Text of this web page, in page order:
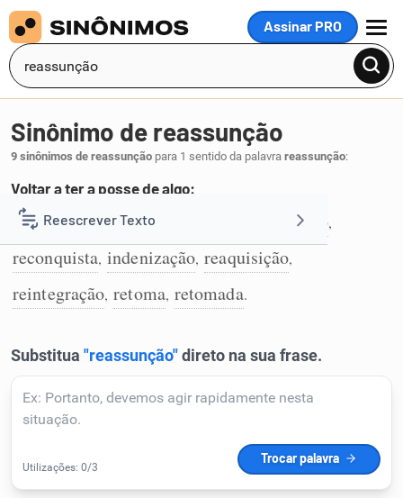
Assinar PRO
MENU
Reescrever Texto
Resumir Texto
Detector de IA
Humanizador de IA
Sinônimo de reassunção
9 sinônimos de reassunção para 1 sentido da palavra reassunção:
Voltar a ter a posse de algo:
1 recuperação,ressarcimento reembolso,
reconquista, indenização, reaquisição,
reintegração, retoma, retomada.